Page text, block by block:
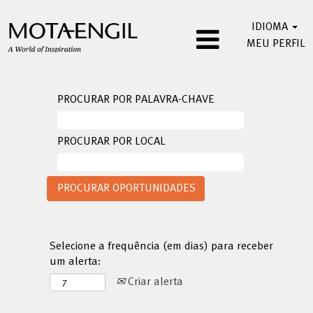
IDIOMA
MEU PERFIL
PROCURAR POR PALAVRA-CHAVE
PROCURAR POR LOCAL
Selecione a frequência (em dias) para receber
um alerta:
Criar alerta